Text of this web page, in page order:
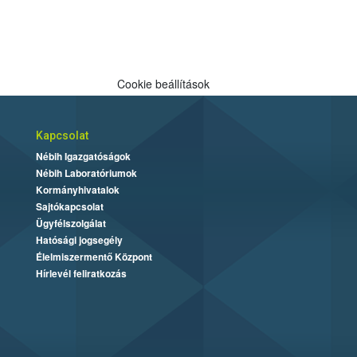
Cookie beállítások
Kapcsolat
Nébih Igazgatóságok
Nébih Laboratóriumok
Kormányhivatalok
Sajtókapcsolat
Ügyfélszolgálat
Hatósági jogsegély
Élelmiszermentő Központ
Hírlevél feliratkozás